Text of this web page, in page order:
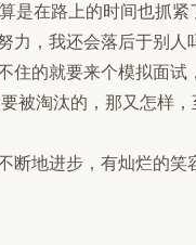
在路上的时间也抓紧
，我还会落后于别人
住的就要来个模拟面试
被淘汰的，那又怎样
断地进步，有灿烂的笑